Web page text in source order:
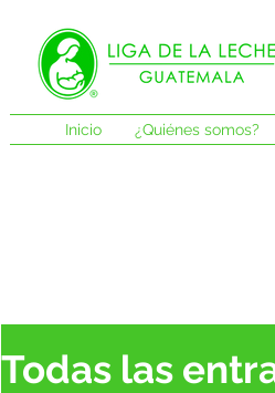
Inicio ¿Quiénes somos?
Todas las